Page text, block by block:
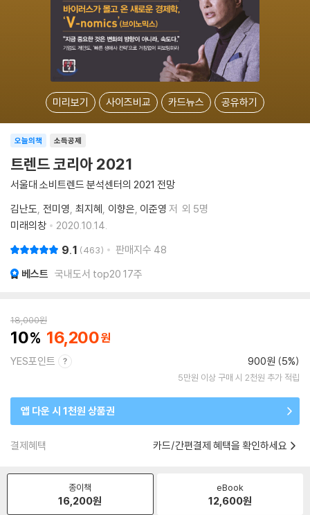
미리보기 사이즈비교 카드뉴스 공유하기
소득공제
오늘의책
트렌드 코리아 2021
서울대 소비트렌드 분석센터의 2021 전망
김난도 전미영 최지혜 이향은 이준영 저 외 5명
미래의창
2020.10.14.
9.1 463 판매지수 48
베스트 국내도서 top20 17주
18,000원
10 16,200
YES포인트 900원 (5%)
5만원 이상 구매 시 2천원 추가 적립
앱 다운 시 1천원 상품권
결제혜택 카드/간편결제 혜택을 확인하세요
종이책
16,200원
eBook
12,600원